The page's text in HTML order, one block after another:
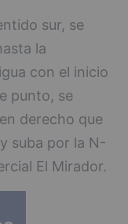
sur, se
la
con el inicio
punto, se
derecho que
suba por la N-
El Mirador.